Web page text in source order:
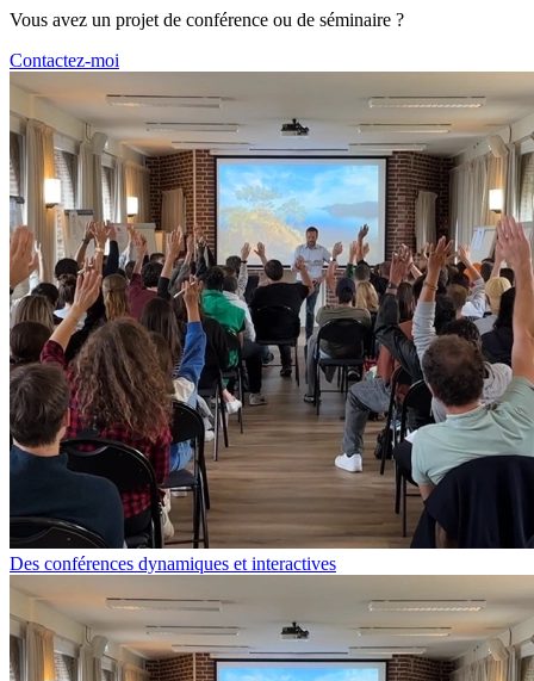
Vous avez un projet de conférence ou de séminaire ?
Contactez-moi
Des conférences dynamiques et interactives